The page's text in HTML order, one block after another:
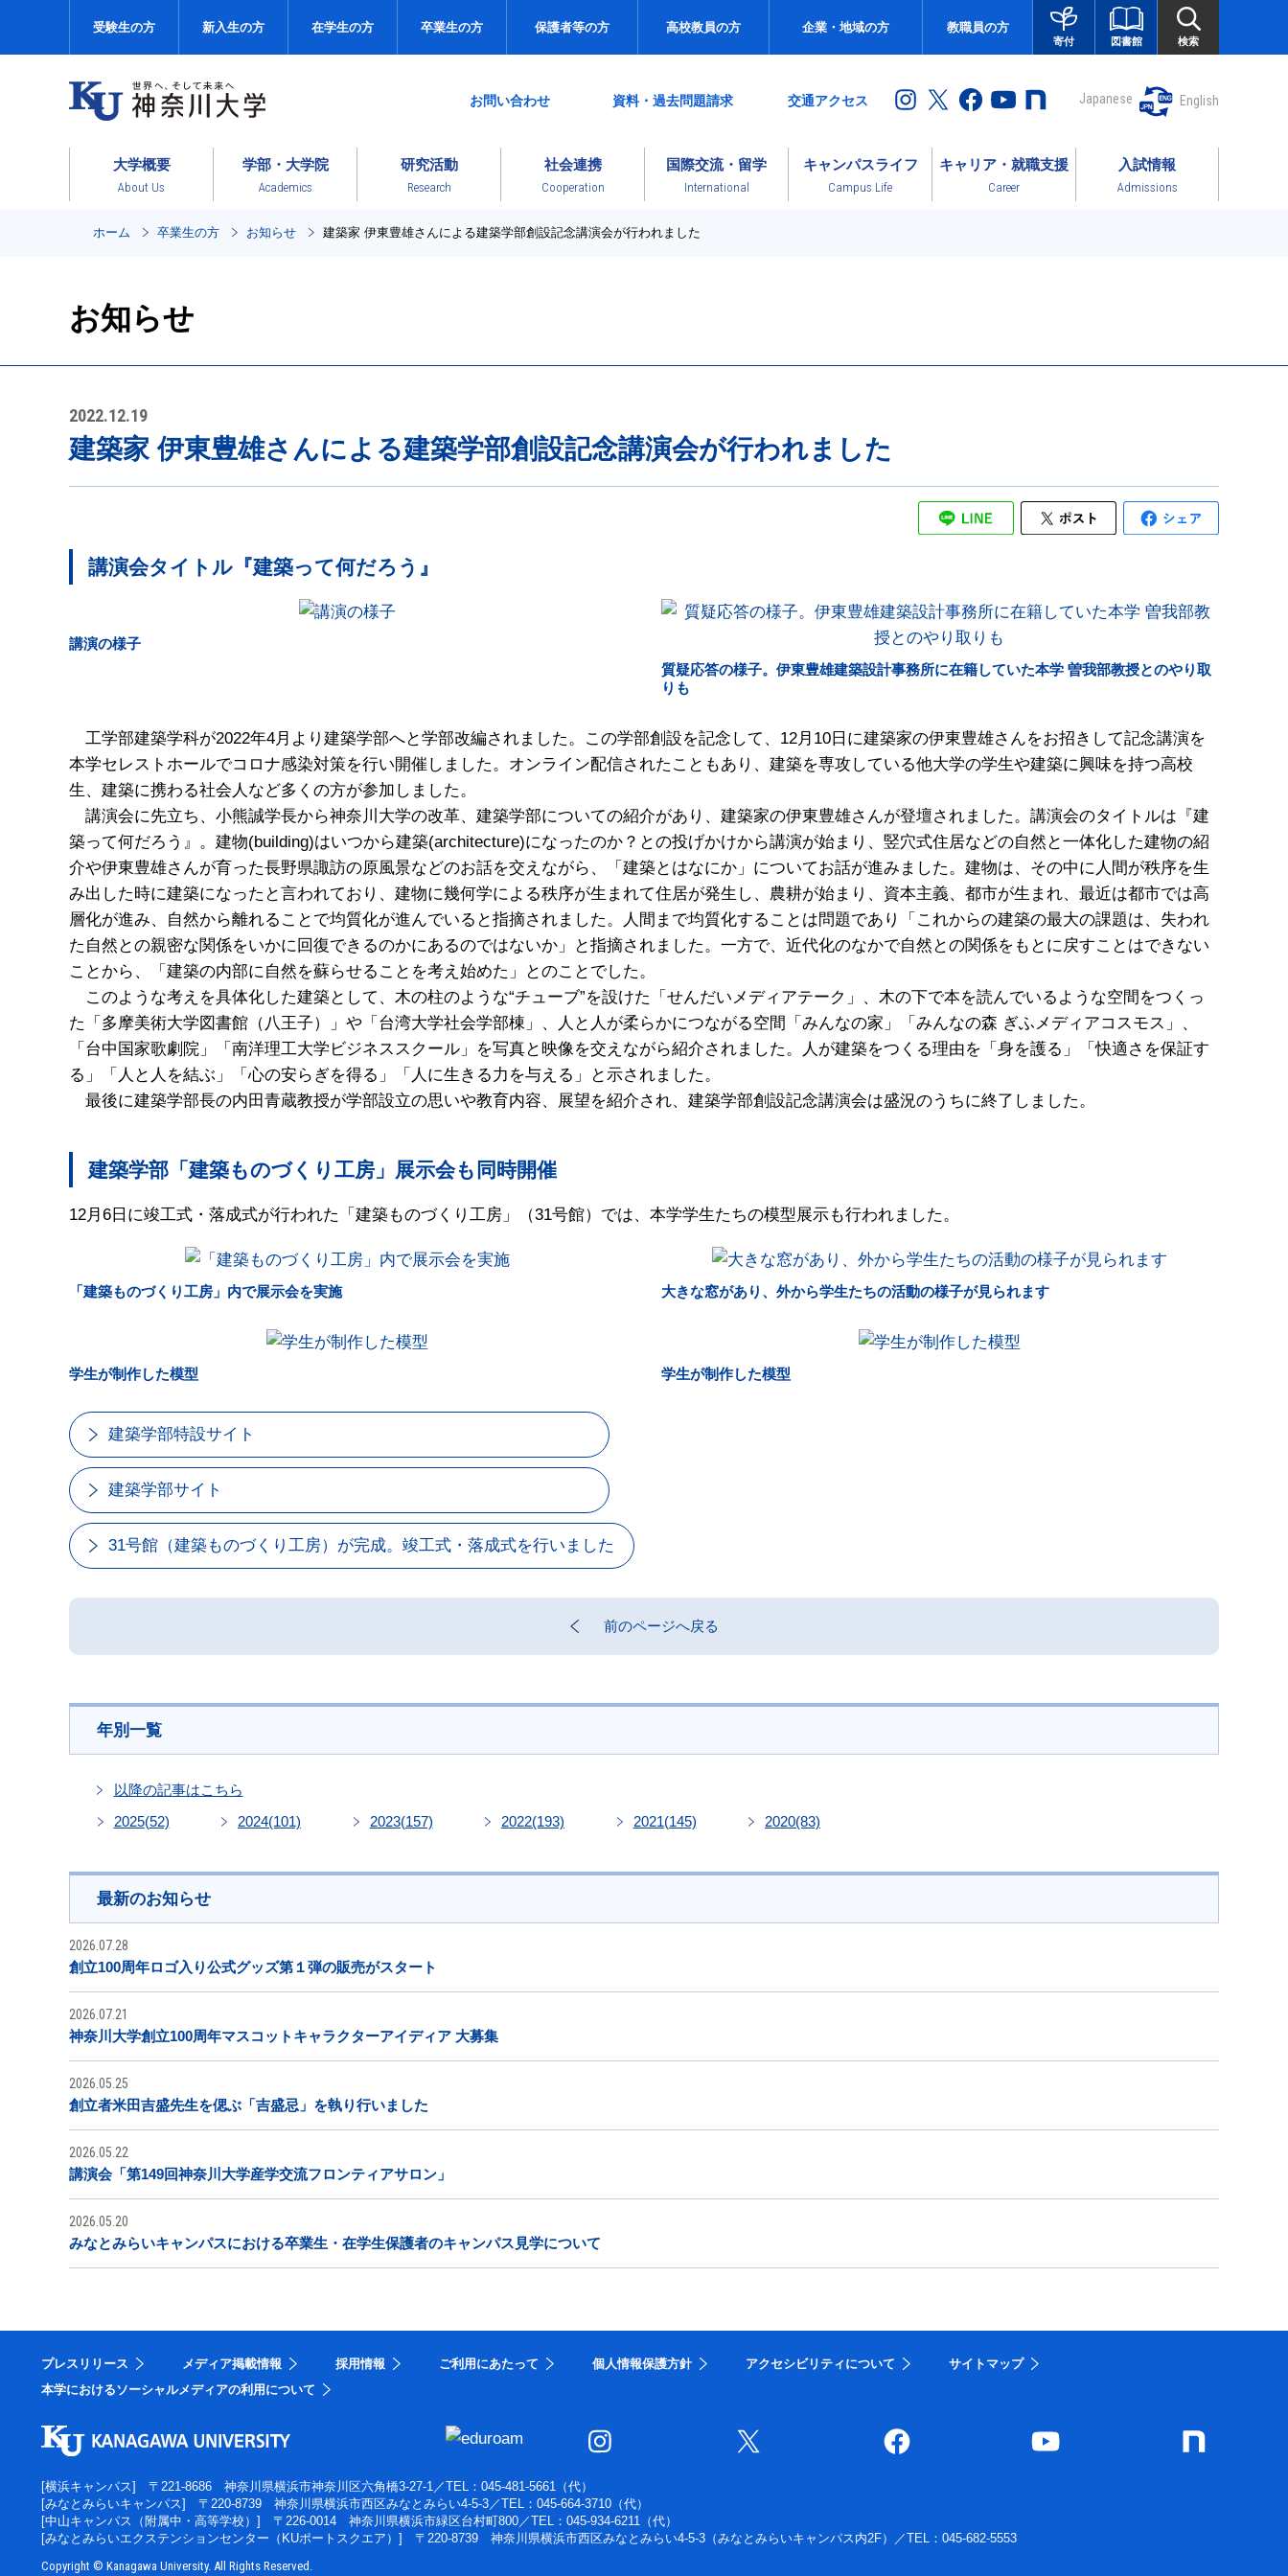
受験生の方 新入生の方 在学生の方 卒業生の方 保護者等の方 高校教員の方 企業・地域の方 教職員の方
寄付 図書館 検索
お問い合わせ 資料・過去問題請求 交通アクセス Japanese English
大学概要
About Us
学部・大学院
Academics
研究活動
Research
社会連携
Cooperation
国際交流・留学
International
キャンパスライフ
Campus Life
キャリア・就職支援
Career
入試情報
Admissions
ホーム 卒業生の方 お知らせ 建築家 伊東豊雄さんによる建築学部創設記念講演会が行われました
お知らせ
2022.12.19
建築家 伊東豊雄さんによる建築学部創設記念講演会が行われました
講演会タイトル『建築って何だろう』
講演の様子
質疑応答の様子。伊東豊雄建築設計事務所に在籍していた本学 曽我部教授とのやり取
りも
工学部建築学科が2022年4月より建築学部へと学部改編されました。この学部創設を記念して、12月10日に建築家の伊東豊雄さんをお招きして記念講演を
本学セレストホールでコロナ感染対策を行い開催しました。オンライン配信されたこともあり、建築を専攻している他大学の学生や建築に興味を持つ高校
生、建築に携わる社会人など多くの方が参加しました。
講演会に先立ち、小熊誠学長から神奈川大学の改革、建築学部についての紹介があり、建築家の伊東豊雄さんが登壇されました。講演会のタイトルは『建
築って何だろう』。建物(building)はいつから建築(architecture)になったのか？との投げかけから講演が始まり、竪穴式住居などの自然と一体化した建物の紹
介や伊東豊雄さんが育った長野県諏訪の原風景などのお話を交えながら、「建築とはなにか」についてお話が進みました。建物は、その中に人間が秩序を生
み出した時に建築になったと言われており、建物に幾何学による秩序が生まれて住居が発生し、農耕が始まり、資本主義、都市が生まれ、最近は都市では高
層化が進み、自然から離れることで均質化が進んでいると指摘されました。人間まで均質化することは問題であり「これからの建築の最大の課題は、失われ
た自然との親密な関係をいかに回復できるのかにあるのではないか」と指摘されました。一方で、近代化のなかで自然との関係をもとに戻すことはできない
ことから、「建築の内部に自然を蘇らせることを考え始めた」とのことでした。
このような考えを具体化した建築として、木の柱のような“チューブ”を設けた「せんだいメディアテーク」、木の下で本を読んでいるような空間をつくっ
た「多摩美術大学図書館（八王子）」や「台湾大学社会学部棟」、人と人が柔らかにつながる空間「みんなの家」「みんなの森 ぎふメディアコスモス」、
「台中国家歌劇院」「南洋理工大学ビジネススクール」を写真と映像を交えながら紹介されました。人が建築をつくる理由を「身を護る」「快適さを保証す
る」「人と人を結ぶ」「心の安らぎを得る」「人に生きる力を与える」と示されました。
最後に建築学部長の内田青蔵教授が学部設立の思いや教育内容、展望を紹介され、建築学部創設記念講演会は盛況のうちに終了しました。
建築学部「建築ものづくり工房」展示会も同時開催
12月6日に竣工式・落成式が行われた「建築ものづくり工房」（31号館）では、本学学生たちの模型展示も行われました。
「建築ものづくり工房」内で展示会を実施 大きな窓があり、外から学生たちの活動の様子が見られます
学生が制作した模型 学生が制作した模型
建築学部特設サイト
建築学部サイト
31号館（建築ものづくり工房）が完成。竣工式・落成式を行いました
前のページへ戻る
年別一覧
以降の記事はこちら
2025(52) 2024(101) 2023(157) 2022(193) 2021(145) 2020(83)
最新のお知らせ
2026.07.28
創立100周年ロゴ入り公式グッズ第１弾の販売がスタート
2026.07.21
神奈川大学創立100周年マスコットキャラクターアイディア 大募集
2026.05.25
創立者米田吉盛先生を偲ぶ「吉盛忌」を執り行いました
2026.05.22
講演会「第149回神奈川大学産学交流フロンティアサロン」
2026.05.20
みなとみらいキャンパスにおける卒業生・在学生保護者のキャンパス見学について
プレスリリース メディア掲載情報 採用情報 ご利用にあたって 個人情報保護方針 アクセシビリティについて
サイトマップ
本学におけるソーシャルメディアの利用について
[横浜キャンパス] 〒221-8686 神奈川県横浜市神奈川区六角橋3-27-1 ／TEL：045-481-5661（代）
[みなとみらいキャンパス] 〒220-8739 神奈川県横浜市西区みなとみらい4-5-3 ／TEL：045-664-3710（代）
[中山キャンパス（附属中・高等学校）] 〒226-0014 神奈川県横浜市緑区台村町800 ／TEL：045-934-6211（代）
[みなとみらいエクステンションセンター（KUポートスクエア）] 〒220-8739 神奈川県横浜市西区みなとみらい4-5-3（みなとみらいキャンパス内2F） ／TEL：045-682-5553
Copyright © Kanagawa University. All Rights Reserved.